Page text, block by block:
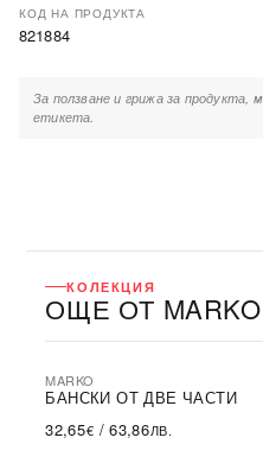
КОД НА ПРОДУКТА
821884
За ползване и грижа за
етикета.
КОЛЕКЦИЯ
ОЩЕ ОТ MARKO
MARKO
БАНСКИ ОТ ДВЕ ЧАСТИ
32,65€ /63,86ЛВ.